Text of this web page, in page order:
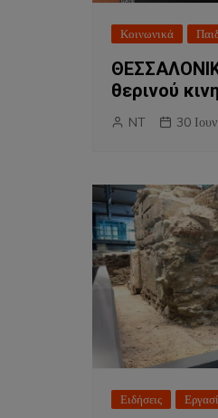
Κοινωνικά
θερινού
NT 30
Ειδήσεις